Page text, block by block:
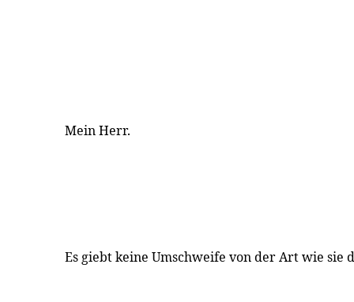
Mein Herr.
Es giebt keine Umschweife von der Art wie sie